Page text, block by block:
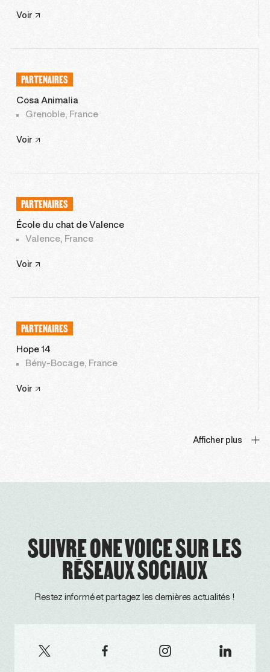
Voir
PARTENAIRES
Cosa Animalia
Grenoble, France
Voir
PARTENAIRES
École du chat de Valence
Valence, France
Voir
PARTENAIRES
Hope 14
Bény-Bocage, France
Voir
Afficher plus
SUIVRE ONE VOICE SUR LES
RÉSEAUX SOCIAUX
Restez informé et partagez les dernières actualités !